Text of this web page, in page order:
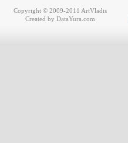
Copyright © 2009-2011 ArtVladis
Created by DataYura.com